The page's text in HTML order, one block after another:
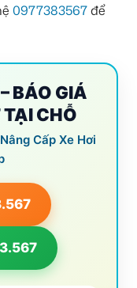
0977383567để
BÁO GIÁ
CHỖ
Cấp Xe Hơi